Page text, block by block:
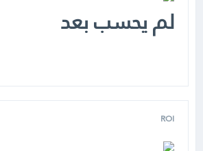
لم يحسب بعد
ROI